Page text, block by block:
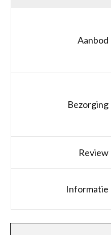
Aanbod
Bezorging
Review
Informatie